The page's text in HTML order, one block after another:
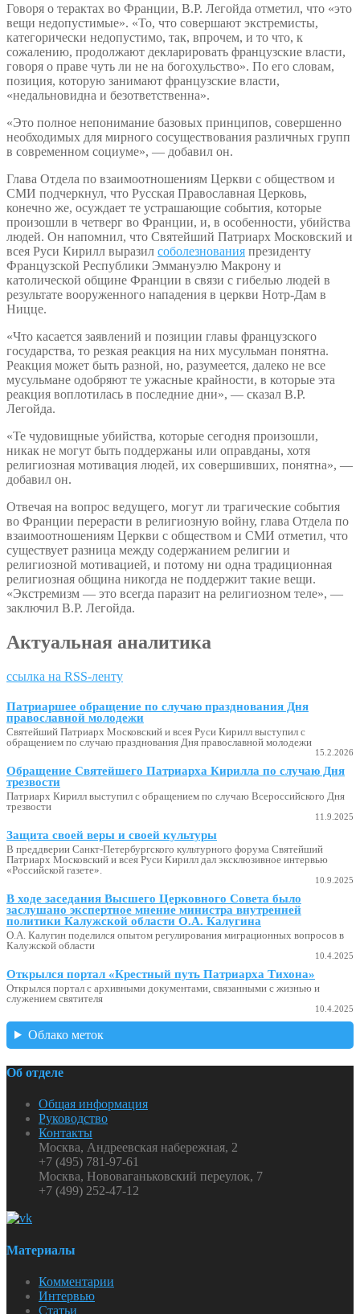
Говоря о терактах во Франции, В.Р. Легойда отметил, что «это
вещи недопустимые». «То, что совершают экстремисты,
категорически недопустимо, так, впрочем, и то что, к
сожалению, продолжают декларировать французские власти,
говоря о праве чуть ли не на богохульство». По его словам,
позиция, которую занимают французские власти,
«недальновидна и безответственна».
«Это полное непонимание базовых принципов, совершенно
необходимых для мирного сосуществования различных групп
в современном социуме», — добавил он.
Глава Отдела по взаимоотношениям Церкви с обществом и
СМИ подчеркнул, что Русская Православная Церковь,
конечно же, осуждает те устрашающие события, которые
произошли в четверг во Франции, и, в особенности, убийства
людей. Он напомнил, что Святейший Патриарх Московский и
всея Руси Кирилл выразил соболезнования президенту
Французской Республики Эммануэлю Макрону и
католической общине Франции в связи с гибелью людей в
результате вооруженного нападения в церкви Нотр-Дам в
Ницце.
«Что касается заявлений и позиции главы французского
государства, то резкая реакция на них мусульман понятна.
Реакция может быть разной, но, разумеется, далеко не все
мусульмане одобряют те ужасные крайности, в которые эта
реакция воплотилась в последние дни», — сказал В.Р.
Легойда.
«Те чудовищные убийства, которые сегодня произошли,
никак не могут быть поддержаны или оправданы, хотя
религиозная мотивация людей, их совершивших, понятна», —
добавил он.
Отвечая на вопрос ведущего, могут ли трагические события
во Франции перерасти в религиозную войну, глава Отдела по
взаимоотношениям Церкви с обществом и СМИ отметил, что
существует разница между содержанием религии и
религиозной мотивацией, и потому ни одна традиционная
религиозная община никогда не поддержит такие вещи.
«Экстремизм — это всегда паразит на религиозном теле», —
заключил В.Р. Легойда.
Актуальная аналитика
ссылка на RSS-ленту
Патриаршее обращение по случаю празднования Дня
православной молодежи
Святейший Патриарх Московский и всея Руси Кирилл выступил с
обращением по случаю празднования Дня православной молодежи
15.2.2026
Обращение Святейшего Патриарха Кирилла по случаю Дня
трезвости
Патриарх Кирилл выступил с обращением по случаю Всероссийского Дня
трезвости
11.9.2025
Защита своей веры и своей культуры
В преддверии Санкт-Петербургского культурного форума Святейший
Патриарх Московский и всея Руси Кирилл дал эксклюзивное интервью
«Российской газете».
10.9.2025
В ходе заседания Высшего Церковного Совета было
заслушано экспертное мнение министра внутренней
политики Калужской области О.А. Калугина
О.А. Калугин поделился опытом регулирования миграционных вопросов в
Калужской области
10.4.2025
Открылся портал «Крестный путь Патриарха Тихона»
Открылся портал с архивными документами, связанными с жизнью и
служением святителя
10.4.2025
Облако меток
Об отделе
Общая информация
Руководство
Контакты
Москва, Андреевская набережная, 2
+7 (495) 781-97-61
Москва, Нововаганьковский переулок, 7
+7 (499) 252-47-12
Материалы
Комментарии
Интервью
Статьи